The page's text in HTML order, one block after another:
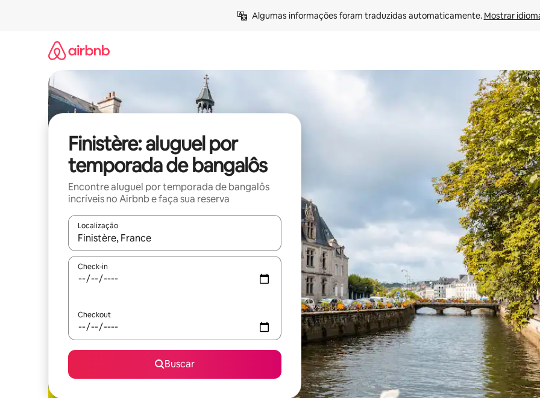
Algumas informações foram traduzidas automaticamente. Mostrar
Finistère: aluguel por
temporada de bangalôs
Encontre aluguel por temporada de bangalôs
incríveis no Airbnb e faça sua reserva
Localização
Quando os resultados estiverem disponíveis, explore-os usando as seta para cima e para baixo do teclado ou tocando
Check-in
Checkout
Buscar